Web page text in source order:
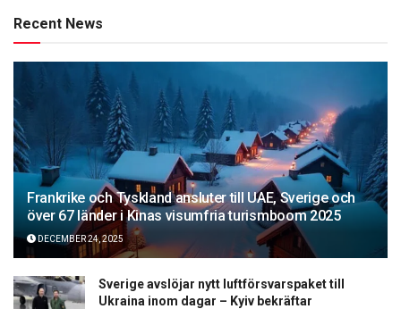
Recent News
Frankrike och Tyskland ansluter till UAE, Sverige och
över 67 länder i Kinas visumfria turismboom 2025
DECEMBER 24, 2025
Sverige avslöjar nytt luftförsvarspaket till
Ukraina inom dagar – Kyiv bekräftar